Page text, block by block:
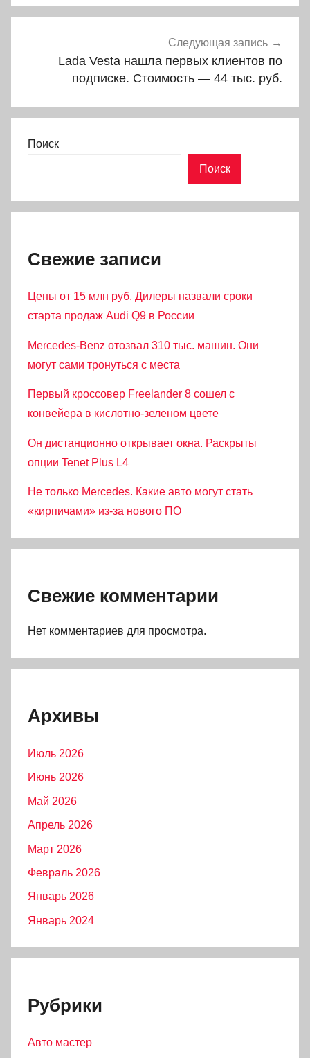
Следующая запись
Lada Vesta нашла первых клиентов по
подписке. Стоимость — 44 тыс. руб.
Поиск
Поиск
Свежие записи
Цены от 15 млн руб. Дилеры назвали сроки
старта продаж Audi Q9 в России
Mercedes-Benz отозвал 310 тыс. машин. Они
могут сами тронуться с места
Первый кроссовер Freelander 8 сошел с
конвейера в кислотно-зеленом цвете
Он дистанционно открывает окна. Раскрыты
опции Tenet Plus L4
Не только Mercedes. Какие авто могут стать
«кирпичами» из-за нового ПО
Свежие комментарии
Нет комментариев для просмотра.
Архивы
Июль 2026
Июнь 2026
Май 2026
Апрель 2026
Март 2026
Февраль 2026
Январь 2026
Январь 2024
Рубрики
Авто мастер